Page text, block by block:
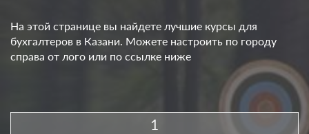
На этой странице вы найдете лучшие курсы для
бухгалтеров в Казани. Можете настроить по городу
справа от лого или по ссылке ниже
1